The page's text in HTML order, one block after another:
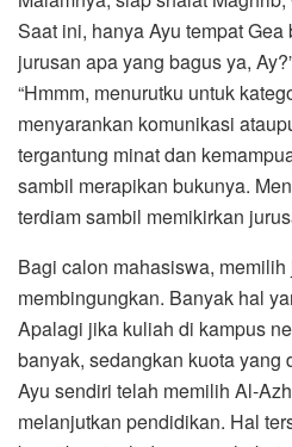
Saat ini, hanya Ayu tempat Gea
jurusan apa yang bagus ya,
“Hmmm, menurutku untuk
menyarankan komunikasi
tergantung minat dan
sambil merapikan bukunya.
terdiam sambil memikirkan
Bagi calon mahasiswa,
membingungkan. Banyak hal
Apalagi jika kuliah di kampus
banyak, sedangkan kuota yang
Ayu sendiri telah memilih Al-
melanjutkan pendidikan. Hal